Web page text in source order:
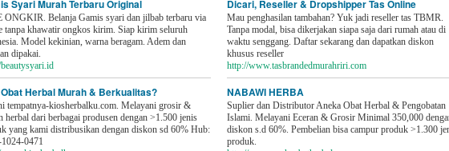
Syari Murah Terbaru Original
ONGKIR. Belanja Gamis syari dan jilbab terbaru via
tanpa khawatir ongkos kirim. Siap kirim seluruh
Model kekinian, warna beragam. Adem dan
dipakai.
Herbal Murah & Berkualitas?
tempatnya-kiosherbalku.com. Melayani grosir &
herbal dari berbagai produsen dengan >1.500 jenis
yang kami distribusikan dengan diskon sd 60% Hub:
0471
Dicari, Reseller & Dropshipper Tas Online
Mau penghasilan tambahan? Yuk jadi reseller tas TBMR.
Tanpa modal, bisa dikerjakan siapa saja dari rumah atau di
waktu senggang. Daftar sekarang dan dapatkan diskon
khusus reseller
http://www.tasbrandedmurahriri.com
NABAWI HERBA
Suplier dan Distributor Aneka Obat Herbal & Pengobatan
Islami. Melayani Eceran & Grosir Minimal 350,000
diskon s.d 60%. Pembelian bisa campur produk >1.300
produk.